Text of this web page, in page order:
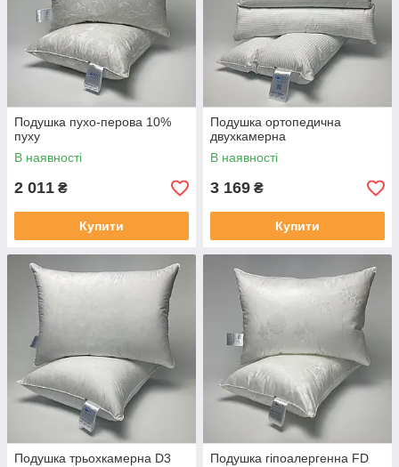
Подушка пухо-перова 10%
пуху
В наявності
2 011 ₴
Купити
Подушка ортопедична
двухкамерна
В наявності
3 169 ₴
Купити
Подушка трьохкамерна D3
Подушка гіпоалергенна FD